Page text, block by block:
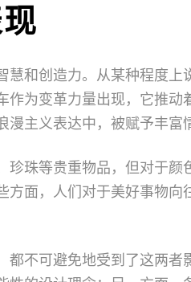
和创造力。从某种程度上
为变革力量出现，它推动
主义表达中，被赋予丰富
珠等贵重物品，但对于颜
面，人们对于美好事物向
都不可避免地受到了这两者